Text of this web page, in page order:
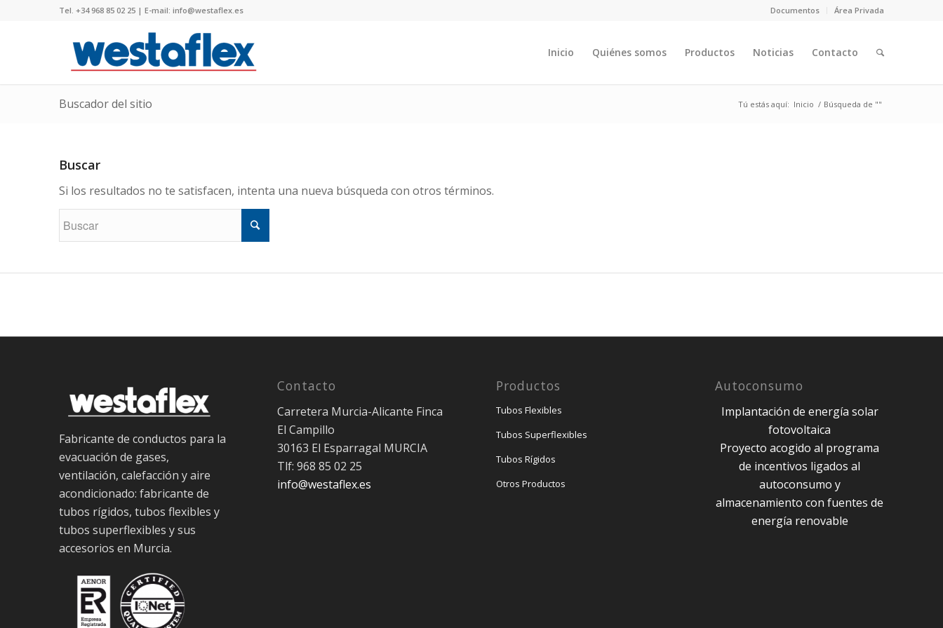
Documentos Área Privada
Tel. +34 968 85 02 25 | E-mail: info@westaflex.es
Inicio Quiénes somos Productos Noticias Contacto
Buscador del sitio Tú estás aquí: Inicio / Búsqueda de ""
Buscar
Si los resultados no te satisfacen, intenta una nueva búsqueda con otros términos.
Fabricante de conductos para la
evacuación de gases,
ventilación, calefacción y aire
acondicionado: fabricante de
tubos rígidos, tubos flexibles y
tubos superflexibles y sus
accesorios en Murcia.
Contacto
Carretera Murcia-Alicante Finca
El Campillo
30163 El Esparragal MURCIA
Tlf: 968 85 02 25
info@westaflex.es
Productos
Tubos Flexibles
Tubos Superflexibles
Tubos Rígidos
Otros Productos
Autoconsumo
Implantación de energía solar
fotovoltaica
Proyecto acogido al programa
de incentivos ligados al
autoconsumo y
almacenamiento con fuentes de
energía renovable